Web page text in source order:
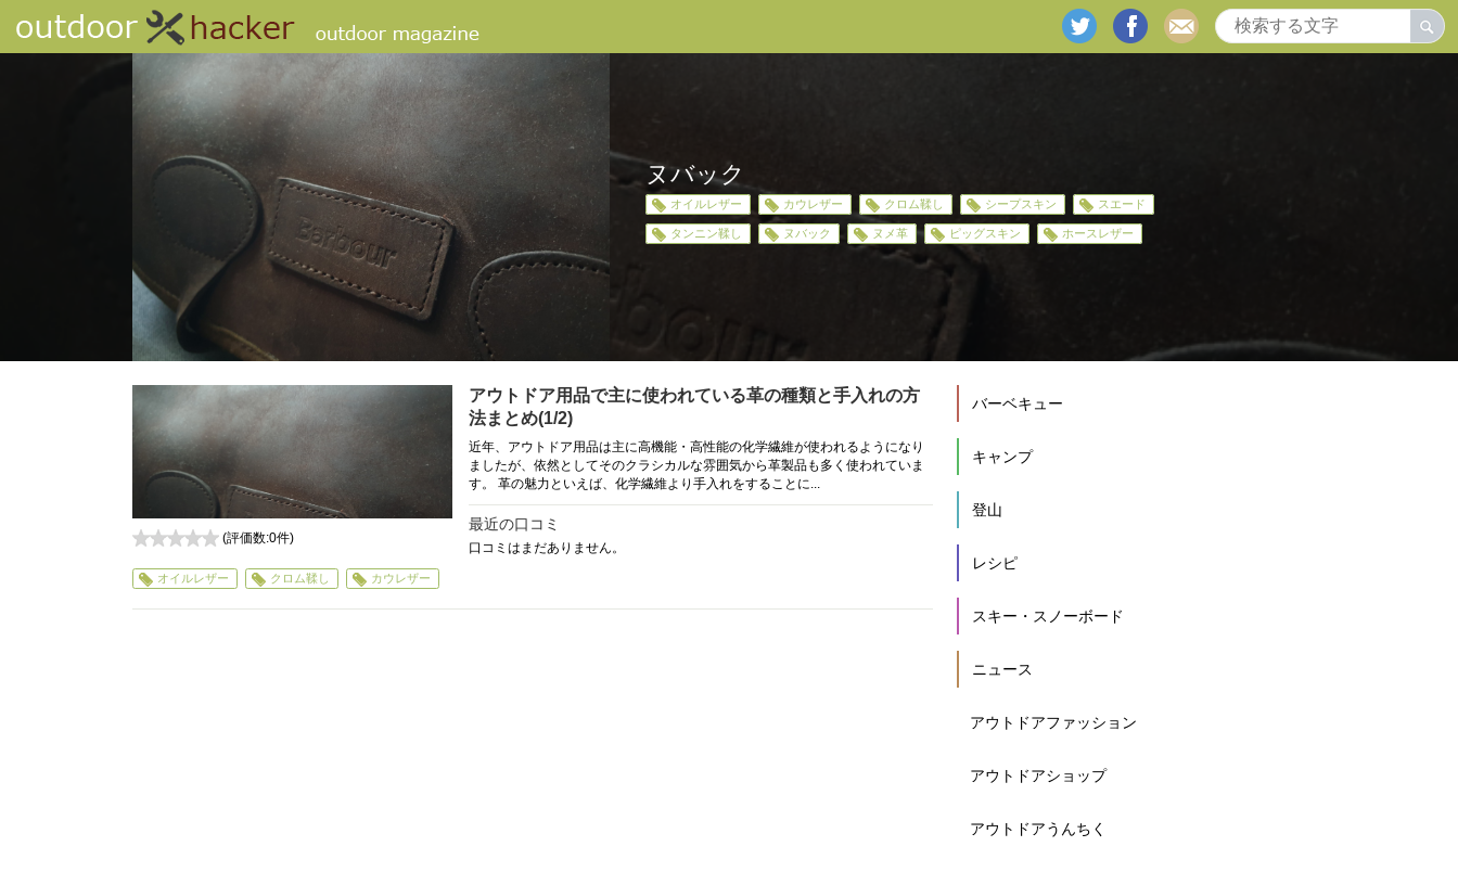
ヌバック
オイルレザー カウレザー クロム鞣し シープスキン スエード
タンニン鞣し ヌバック ヌメ革 ピッグスキン ホースレザー
アウトドア用品で主に使われている革の種類と手入れの方
法まとめ(1/2)
近年、アウトドア用品は主に高機能・高性能の化学繊維が使われるようになり
ましたが、依然としてそのクラシカルな雰囲気から革製品も多く使われていま
す。 革の魅力といえば、化学繊維より手入れをすることに...
最近の口コミ
口コミはまだありません。
(評価数:0件)
オイルレザー クロム鞣し カウレザー
バーベキュー
キャンプ
登山
レシピ
スキー・スノーボード
ニュース
アウトドアファッション
アウトドアショップ
アウトドアうんちく